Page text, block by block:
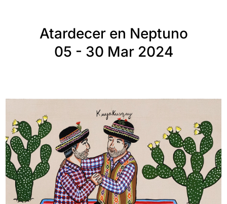
Atardecer en Neptuno
05 - 30 Mar 2024